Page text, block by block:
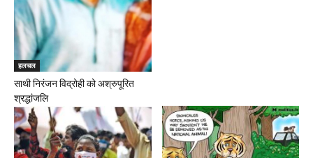
हलचल
साथी निरंजन विद्रोही को अश्रुपूरित
श्रद्धांजलि